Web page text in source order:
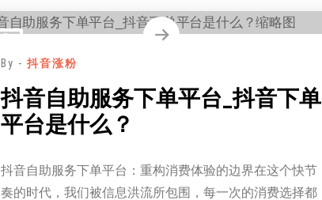
By -抖音涨粉
抖音自助服务下单平台_抖音下单
平台是什么？
抖音自助服务下单平台：重构消费体验的边界在这个快节
奏的时代，我们被信息洪流所包围，每一次的消费选择都